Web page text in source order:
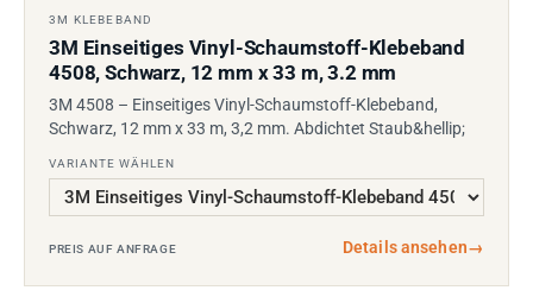
3M KLEBEBAND
3M Einseitiges Vinyl-Schaumstoff-Klebeband
4508, Schwarz, 12 mm x 33 m, 3.2 mm
3M 4508 – Einseitiges Vinyl-Schaumstoff-Klebeband,
Schwarz, 12 mm x 33 m, 3,2 mm. Abdichtet Staub&hellip;
VARIANTE WÄHLEN
PREIS AUF ANFRAGE Details ansehen→